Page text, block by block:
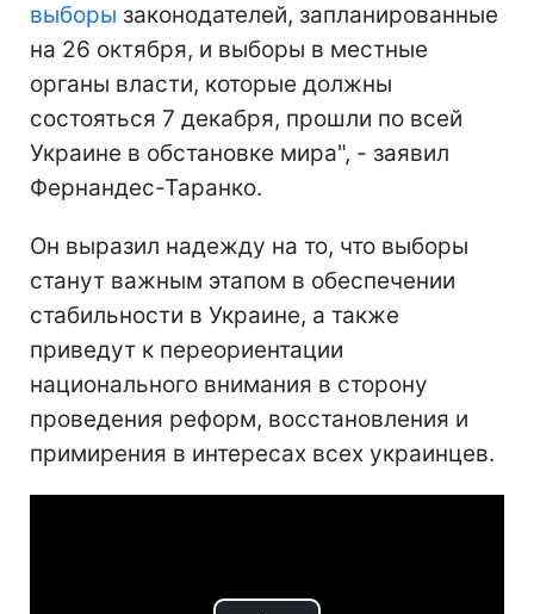
выборы законодателей, запланированные
на 26 октября, и выборы в местные
органы власти, которые должны
состояться 7 декабря, прошли по всей
Украине в обстановке мира", - заявил
Фернандес-Таранко.
Он выразил надежду на то, что выборы
станут важным этапом в обеспечении
стабильности в Украине, а также
приведут к переориентации
национального внимания в сторону
проведения реформ, восстановления и
примирения в интересах всех украинцев.